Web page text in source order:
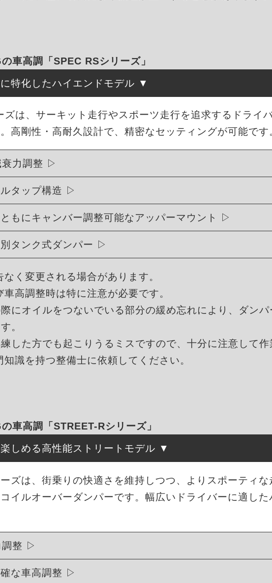
車高調「SPEC RSシリーズ」
特化したハイエンドモデル
ズは、サーキット走行やスポーツ走行を追求するドライ
高剛性・高耐久設計で、精密なセッティングが可能です
力調整
タップ構造
もにキャンバー調整可能なアッパーマウント
タンク式ダンパー
く変更される場合があります。
高調整時は特に注意が必要です。
にオイルをつないでいる部分の緩め忘れにより、ダン
。
した方でも起こりうるミスですので、十分に注意して
識を持つ整備士に依頼してください。
車高調「STREET-Rシリーズ」
しめる高性能ストリートモデル
ズは、街乗りの快適さを維持しつつ、よりスポーティ
イルオーバーダンパーです。幅広いドライバーに適し
整
な車高調整